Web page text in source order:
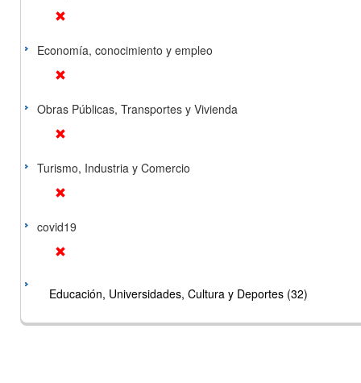
Economía, conocimiento y empleo
Obras Públicas, Transportes y Vivienda
Turismo, Industria y Comercio
covid19
Educación, Universidades, Cultura y Deportes (32)